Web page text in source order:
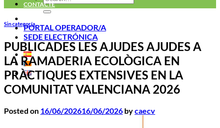
PORTAL OPERADOR/A
SEDE ELECTRÓNICA
CONTACTE
Sin categoría
PUBLICADES LES AJUDES AJUDES A
LA RAMADERIA ECOLÒGICA EN
PRÀCTIQUES EXTENSIVES EN LA
COMUNITAT VALENCIANA 2026
Posted on 16/06/202616/06/2026 bycaecv